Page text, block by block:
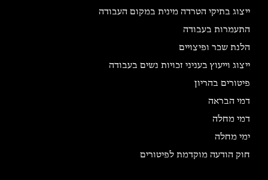
ייצוג בתיקי הטרדה מינית במקום העבודה
התעמרות בעבודה
הלנת שכר ופיצויים
ייצוג וייעוץ בעניני זכויות נשים בעבודה
פיטורים בהריון
דמי הבראה
דמי מחלה
ימי מחלה
חוק הודעה מוקדמת לפיטורים